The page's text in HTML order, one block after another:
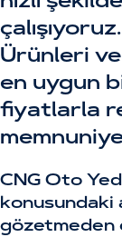
çalışıyoruz.
Ürünleri ve
en uygun
fiyatlarla
CNG Oto
konusundaki
gözetmeden